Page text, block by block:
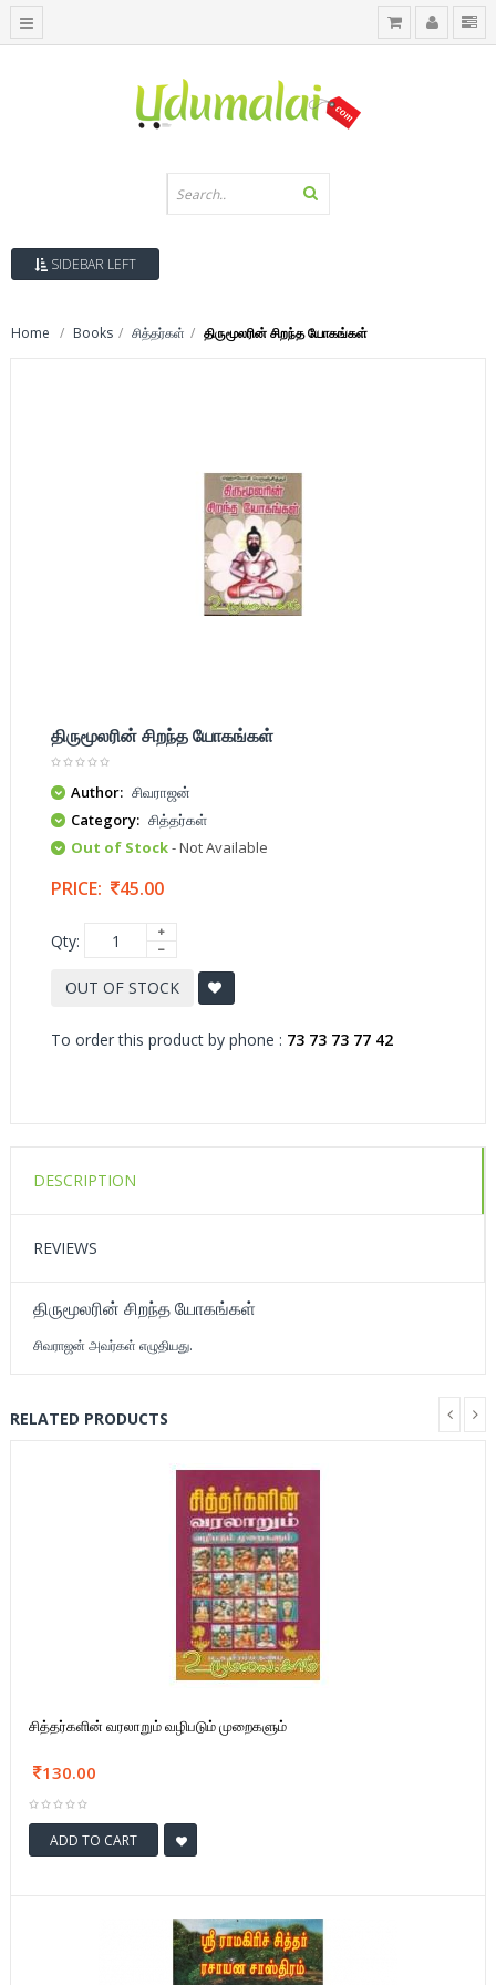
SIDEBAR LEFT
Home Books சித்தர்கள் திருமூலரின் சிறந்த யோகங்கள்
திருமூலரின் சிறந்த யோகங்கள்
Author: சிவராஜன்
Category: சித்தர்கள்
Out of Stock- Not Available
PRICE: 45.00
Qty:
OUT OF STOCK
To order this product by phone : 73 73 73 77 42
DESCRIPTION
REVIEWS
திருமூலரின் சிறந்த யோகங்கள்
சிவராஜன் அவர்கள் எழுதியது.
RELATED PRODUCTS
சித்தர்களின் வரலாறும் வழிபடும் முறைகளும்
130.00
ADD TO CART